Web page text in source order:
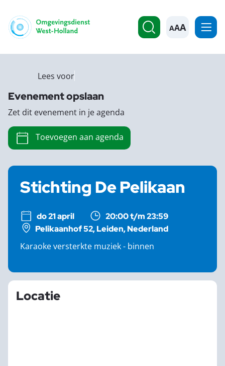
A
Stichting De Pelikaan
do 21 april
20:00 t/m 23:59
Pelikaanhof 52, Leiden, Nederland
Karaoke versterkte muziek - binnen
Locatie
Lees voor
Evenement opslaan
Zet dit evenement in je agenda
Toevoegen aan agenda